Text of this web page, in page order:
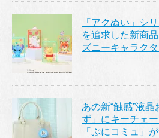
「アクぬい」シ
を追求した新商
ズニーキャラク
あの新“触感”液
ず」にキーチェ
「ぷにコミュ」